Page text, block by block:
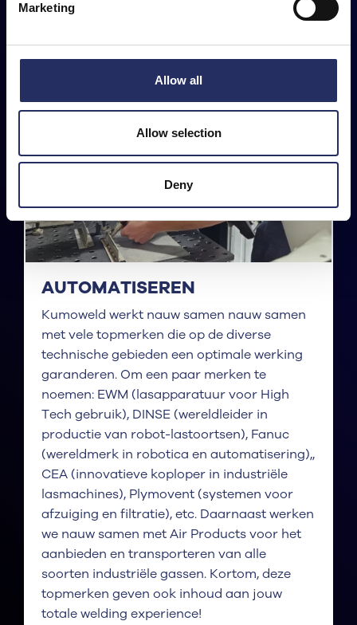
Marketing
Allow all
Allow selection
Deny
AUTOMATISEREN
Kumoweld werkt nauw samen nauw samen
met vele topmerken die op de diverse
technische gebieden een optimale werking
garanderen. Om een paar merken te
noemen: EWM (lasapparatuur voor High
Tech gebruik), DINSE (wereldleider in
productie van robot-lastoortsen), Fanuc
(wereldmerk in robotica en automatisering),,
CEA (innovatieve koploper in industriële
lasmachines), Plymovent (systemen voor
afzuiging en filtratie), etc. Daarnaast werken
we nauw samen met Air Products voor het
aanbieden en transporteren van alle
soorten industriële gassen. Kortom, deze
topmerken geven ook inhoud aan jouw
totale welding experience!